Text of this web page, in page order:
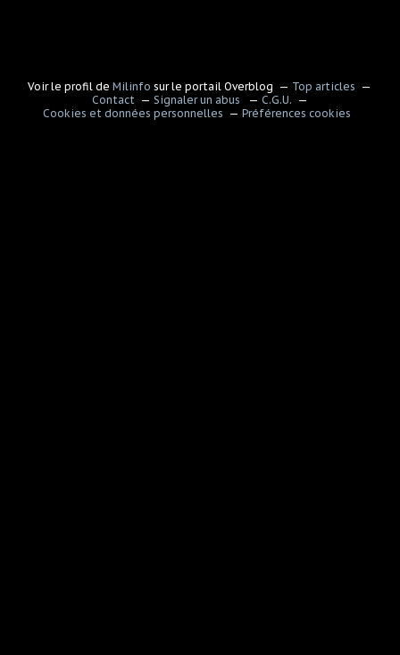
Voir le profil deMilinfo sur le portail Overblog
Top articles
Contact
Signaler un abus
C.G.U.
Cookies et données personnelles
Préférences cookies